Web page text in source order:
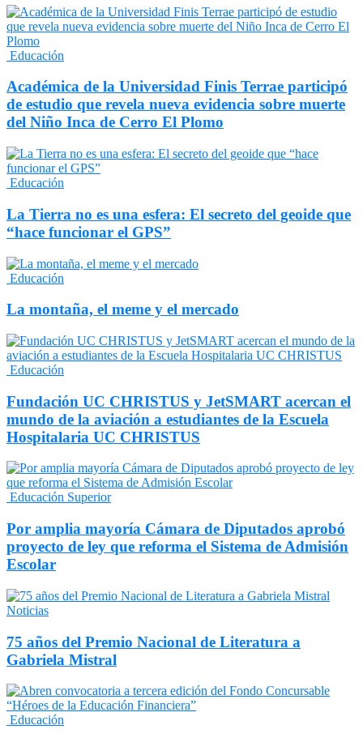
Educación
Académica de la Universidad Finis Terrae participó
de estudio que revela nueva evidencia sobre muerte
del Niño Inca de Cerro El Plomo
Educación
La Tierra no es una esfera: El secreto del geoide que
“hace funcionar el GPS”
Educación
La montaña, el meme y el mercado
Educación
Fundación UC CHRISTUS y JetSMART acercan el
mundo de la aviación a estudiantes de la Escuela
Hospitalaria UC CHRISTUS
Educación Superior
Por amplia mayoría Cámara de Diputados aprobó
proyecto de ley que reforma el Sistema de Admisión
Escolar
Noticias
75 años del Premio Nacional de Literatura a
Gabriela Mistral
Educación